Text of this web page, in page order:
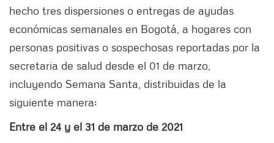
hecho tres dispersiones o entregas de ayudas
económicas semanales en Bogotá, a hogares con
personas positivas o sospechosas reportadas por la
secretaria de salud desde el 01 de marzo,
incluyendo Semana Santa, distribuidas de la
siguiente manera:
Entre el 24 y el 31 de marzo de 2021